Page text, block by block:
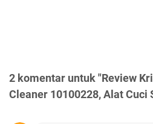
2 komentar untuk "Review
Cleaner 10100228, Alat